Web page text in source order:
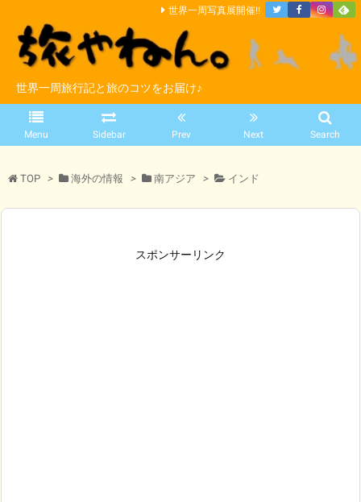
世界一周旅行記と旅のコツをお届け♪
Menu Sidebar Prev Next Search
世界一周写真展開催!!
TOP > 海外の情報 > 南アジア > インド
スポンサーリンク